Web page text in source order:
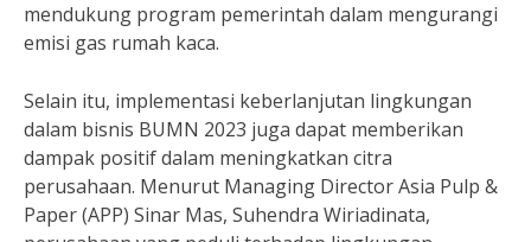
mendukung program pemerintah dalam mengurangi
emisi gas rumah kaca.
Selain itu, implementasi keberlanjutan lingkungan
dalam bisnis BUMN 2023 juga dapat memberikan
dampak positif dalam meningkatkan citra
perusahaan. Menurut Managing Director Asia Pulp &
Paper (APP) Sinar Mas, Suhendra Wiriadinata,